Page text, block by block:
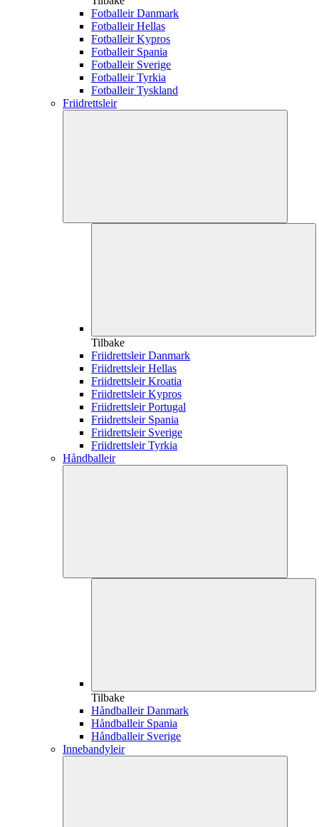
Fotballeir Danmark
Fotballeir Hellas
Fotballeir Kypros
Fotballeir Spania
Fotballeir Sverige
Fotballeir Tyrkia
Fotballeir Tyskland
Friidrettsleir
Tilbake
Friidrettsleir Danmark
Friidrettsleir Hellas
Friidrettsleir Kroatia
Friidrettsleir Kypros
Friidrettsleir Portugal
Friidrettsleir Spania
Friidrettsleir Sverige
Friidrettsleir Tyrkia
Håndballeir
Tilbake
Håndballeir Danmark
Håndballeir Spania
Håndballeir Sverige
Innebandyleir